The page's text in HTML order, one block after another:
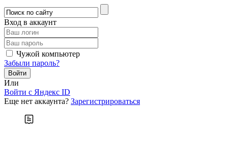
Вход в аккаунт
Чужой компьютер
Забыли пароль?
Или
Войти c Яндекс ID
Еще нет аккаунта? Зарегистрироваться